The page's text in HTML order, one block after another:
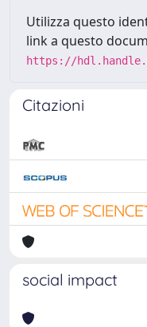
Utilizza questo
link a questo
https://
Citazioni
social impact